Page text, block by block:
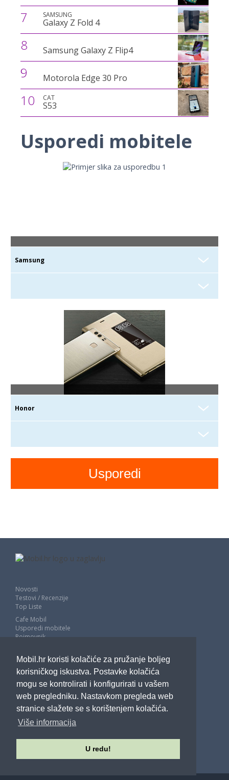
Mobil.hr koristi kolačiće za pružanje boljeg
korisničkog iskustva. Postavke kolačića
mogu se kontrolirati i konfigurirati u vašem
web pregledniku. Nastavkom pregleda web
stranice slažete se s korištenjem kolačića.
Više informacija
U redu!
7 SAMSUNG
Galaxy Z Fold 4
8 Samsung Galaxy Z Flip4
9 Motorola Edge 30 Pro
10 CAT
S53
Usporedi mobitele
Novosti
Testovi / Recenzije
Top Liste
Cafe Mobil
Usporedi mobitele
Pojmovnik
Marketing
Pravne odredbe
Izjava o privatnosti
POTRAŽITE NAS
Sva prava pridržana - Mobil.hr - 2026.